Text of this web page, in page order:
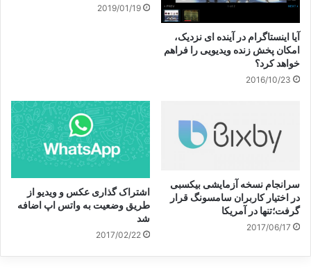
آیا اینستاگرام در آینده ای نزدیک،
امکان پخش زنده ویدیویی را فراهم
خواهد کرد؟
2016/10/23
2019/01/19
سرانجام نسخه آزمایشی بیکسبی
در اختیار کاربران سامسونگ قرار
گرفت؛تنها در آمریکا
2017/06/17
اشتراک گذاری عکس و ویدیو از
طریق وضعیت به واتس اپ اضافه
شد
2017/02/22